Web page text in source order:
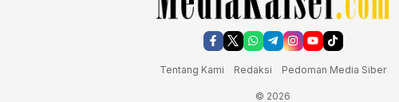
Tentang Kami Redaksi Pedoman Media Siber
© 2026